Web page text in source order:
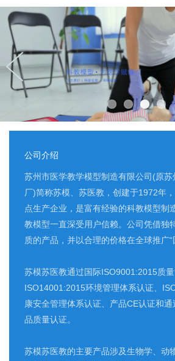
公司介绍
苏州市医学教学模型制造有限公司(原
厂)简称苏模、苏医教，创建于1972年
点生产企业，是富有经验的科教模型制
教模型一直深受用户信赖。公司凭借独
质的产品，并以合理的价格在全球推广“
苏模苏医教通过国际ISO9001:2015质量
ISO14001:2015环境管理体系认证、
康安全管理体系认证、产品CE认证和
品质量认证。
苏模苏医教的主要产品涉及生物学、动